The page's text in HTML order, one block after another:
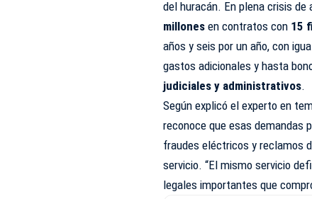
del huracán. En plena crisis
millones en contratos con 15
años y seis por un año, con
gastos adicionales y hasta
judiciales y administrativos.
Según explicó el experto en
reconoce que esas demandas
fraudes eléctricos y reclamos
servicio. “El mismo servicio
legales importantes que